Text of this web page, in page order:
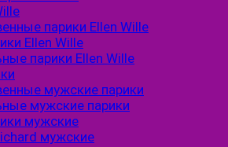
парики Ellen Wille
Ellen Wille
парики Ellen Wille
мужские парики
мужские парики
мужские
мужские